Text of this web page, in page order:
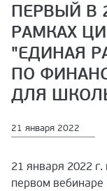
ПЕРВЫЙ В
РАМКАХ
"ЕДИНАЯ
ПО
ДЛЯ
21 января 2022
21 января 2022
первом